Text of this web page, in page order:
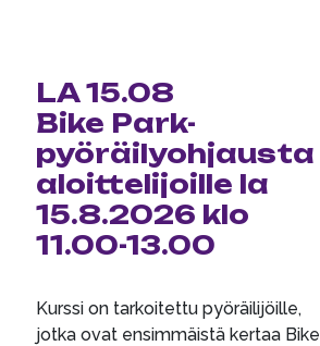
LA 15.08
Bike Park-
pyöräilyohjausta
aloittelijoille la
15.8.2026 klo
11.00-13.00
Kurssi on tarkoitettu pyöräilijöille,
jotka ovat ensimmäistä kertaa Bike